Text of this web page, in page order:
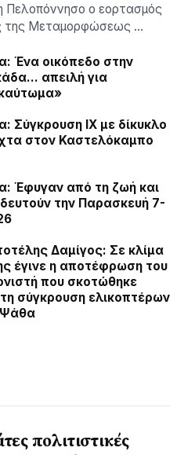
Πελοπόννησο ο εορτασμός
της Μεταμορφώσεως …
Ένα οικόπεδο στην
απειλή για
Σύγκρουση ΙΧ με δίκυκλο
στον Καστελόκαμπο
Έφυγαν από τη ζωή και
την Παρασκευή 7-
Δαμίγος: Σε κλίμα
έγινε η αποτέφρωση του
που σκοτώθηκε
σύγκρουση ελικοπτέρων
Ψάθα
πολιτιστικές